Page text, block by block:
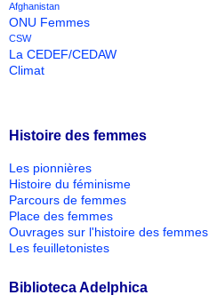
Afghanistan
ONU Femmes
CSW
La CEDEF/CEDAW
Climat
Histoire des femmes
Les pionnières
Histoire du féminisme
Parcours de femmes
Place des femmes
Ouvrages sur l'histoire des femmes
Les feuilletonistes
Biblioteca Adelphica